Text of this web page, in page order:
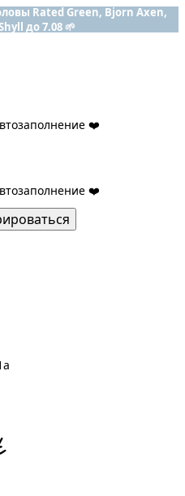
Rated Green, Bjorn Axen,
до 7.08 🌱
❤️
❤️